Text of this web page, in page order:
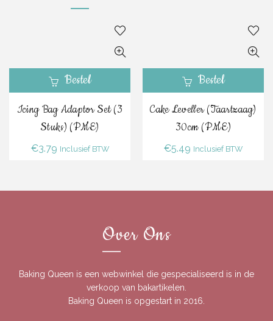
Bestel
Icing Bag Adaptor Set (3
Stuks) (PME)
€3.79 Inclusief BTW
Bestel
Cake Leveller (Taartzaag)
30cm (PME)
€5.49 Inclusief BTW
Over Ons
Baking Queen is een webwinkel die gespecialiseerd is in de
verkoop van bakartikelen.
Baking Queen is opgestart in 2016.